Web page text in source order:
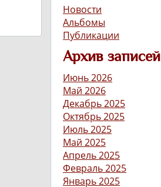
Новости
Альбомы
Публикации
Архив записей
Июнь 2026
Май 2026
Декабрь 2025
Октябрь 2025
Июль 2025
Май 2025
Апрель 2025
Февраль 2025
Январь 2025